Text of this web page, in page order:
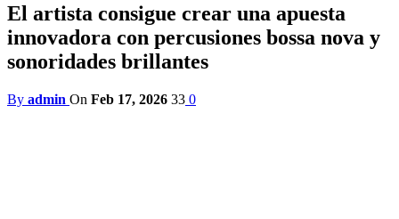
El artista consigue crear una apuesta
innovadora con percusiones bossa nova y
sonoridades brillantes
By admin On Feb 17, 2026 33 0